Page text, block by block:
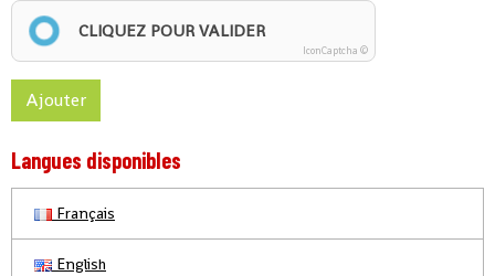
CLIQUEZ POUR VALIDER
IconCaptcha ©
Ajouter
Langues disponibles
Français
English